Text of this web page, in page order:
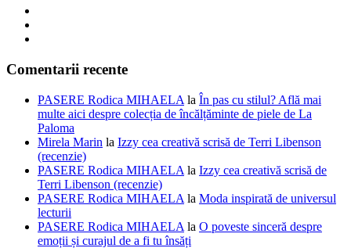
Comentarii recente
PASERE Rodica MIHAELA la În pas cu stilul? Află mai
multe aici despre colecția de încălțăminte de piele de La
Paloma
Mirela Marin la Izzy cea creativă scrisă de Terri Libenson
(recenzie)
PASERE Rodica MIHAELA la Izzy cea creativă scrisă de
Terri Libenson (recenzie)
PASERE Rodica MIHAELA la Moda inspirată de universul
lecturii
PASERE Rodica MIHAELA la O poveste sinceră despre
emoții și curajul de a fi tu însăți